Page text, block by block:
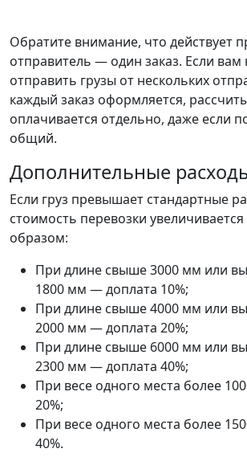
Обратите внимание, что действует
отправитель — один заказ. Если вам
отправить грузы от нескольких
каждый заказ оформляется,
оплачивается отдельно, даже если
общий.
Дополнительные
Если груз превышает стандартные
стоимость перевозки
образом:
При длине свыше 3000 мм или
1800 мм — доплата 10%;
При длине свыше 4000 мм или
2000 мм — доплата 20%;
При длине свыше 6000 мм или
2300 мм — доплата 40%;
При весе одного места более
20%;
При весе одного места более
40%.